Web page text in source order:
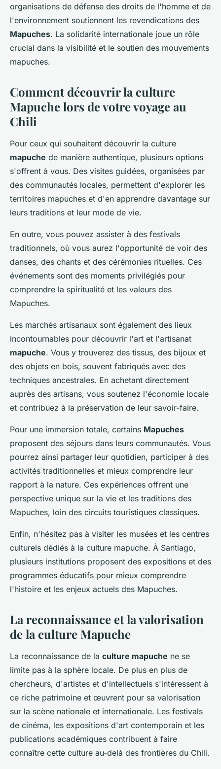
organisations de défense des droits de l'homme et de
l'environnement soutiennent les revendications des
Mapuches. La solidarité internationale joue un rôle
crucial dans la visibilité et le soutien des mouvements
mapuches.
Comment découvrir la culture
Mapuche lors de votre voyage au
Chili
Pour ceux qui souhaitent découvrir la culture
mapuche de manière authentique, plusieurs options
s'offrent à vous. Des visites guidées, organisées par
des communautés locales, permettent d'explorer les
territoires mapuches et d'en apprendre davantage sur
leurs traditions et leur mode de vie.
En outre, vous pouvez assister à des festivals
traditionnels, où vous aurez l'opportunité de voir des
danses, des chants et des cérémonies rituelles. Ces
événements sont des moments privilégiés pour
comprendre la spiritualité et les valeurs des
Mapuches.
Les marchés artisanaux sont également des lieux
incontournables pour découvrir l'art et l'artisanat
mapuche. Vous y trouverez des tissus, des bijoux et
des objets en bois, souvent fabriqués avec des
techniques ancestrales. En achetant directement
auprès des artisans, vous soutenez l'économie locale
et contribuez à la préservation de leur savoir-faire.
Pour une immersion totale, certains Mapuches
proposent des séjours dans leurs communautés. Vous
pourrez ainsi partager leur quotidien, participer à des
activités traditionnelles et mieux comprendre leur
rapport à la nature. Ces expériences offrent une
perspective unique sur la vie et les traditions des
Mapuches, loin des circuits touristiques classiques.
Enfin, n'hésitez pas à visiter les musées et les centres
culturels dédiés à la culture mapuche. À Santiago,
plusieurs institutions proposent des expositions et des
programmes éducatifs pour mieux comprendre
l'histoire et les enjeux actuels des Mapuches.
La reconnaissance et la valorisation
de la culture Mapuche
La reconnaissance de la culture mapuche ne se
limite pas à la sphère locale. De plus en plus de
chercheurs, d'artistes et d'intellectuels s'intéressent à
ce riche patrimoine et œuvrent pour sa valorisation
sur la scène nationale et internationale. Les festivals
de cinéma, les expositions d'art contemporain et les
publications académiques contribuent à faire
connaître cette culture au-delà des frontières du Chili.